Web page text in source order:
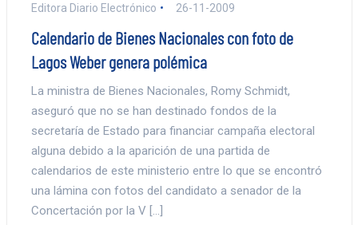
Editora Diario Electrónico 26-11-2009
Calendario de Bienes Nacionales con foto de
Lagos Weber genera polémica
La ministra de Bienes Nacionales, Romy Schmidt,
aseguró que no se han destinado fondos de la
secretaría de Estado para financiar campaña electoral
alguna debido a la aparición de una partida de
calendarios de este ministerio entre lo que se encontró
una lámina con fotos del candidato a senador de la
Concertación por la V […]